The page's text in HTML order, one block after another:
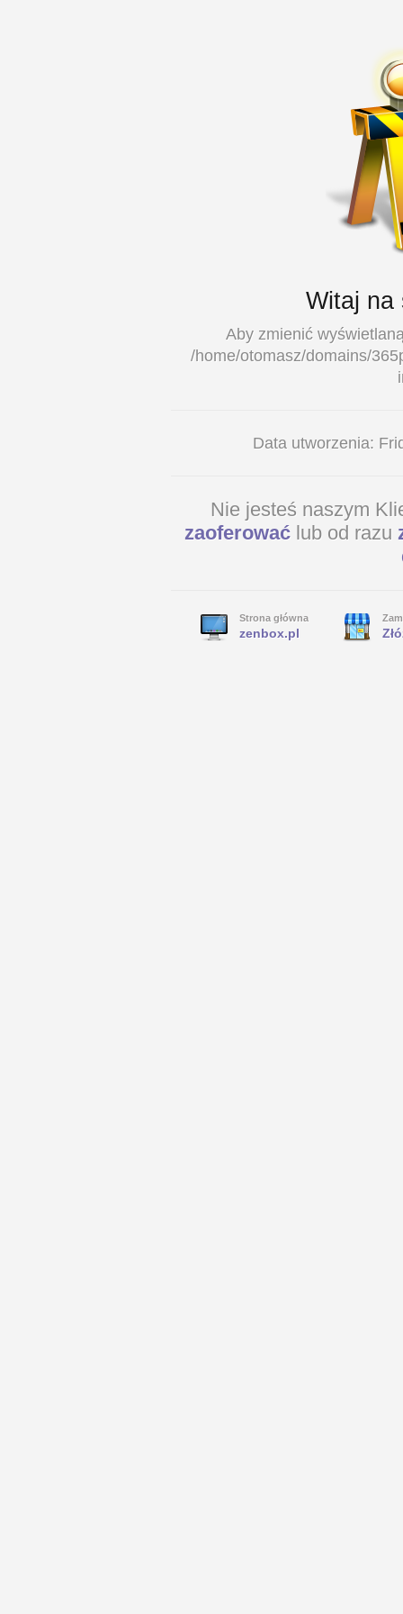
Witaj
Aby zmienić
/home/otomasz/domains/
Data utworzenia:
Nie jesteś naszym
zaoferować lub od razu
Strona główna
zenbox.pl